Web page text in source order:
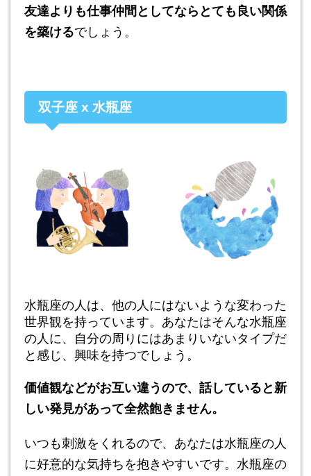
友達よりも仕事仲間としてならとても良い関係
を築けるでしょう。
双子座 x 水瓶座
水瓶座の人は、他の人にはないような変わった
世界観を持っています。あなたはそんな水瓶座
の人に、自分の周りにはあまりいないタイプだ
と感じ、興味を持つでしょう。
価値観などがお互い違うので、話していると新
しい発見があって全然飽きません。
いつも刺激をくれるので、あなたは水瓶座の人
に好意的な気持ちを抱きやすいです。水瓶座の